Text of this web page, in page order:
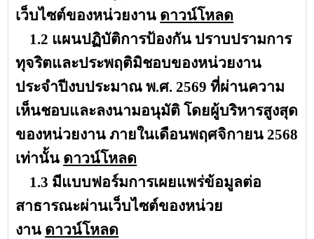
เว็บไซต์ของหน่วยงาน ดาวน์โหลด
1.2 แผนปฏิบัติการป้องกัน ปราบปรามการ
ทุจริตและประพฤติมิชอบของหน่วยงาน
ประจำปีงบประมาณ พ.ศ. 2569 ที่ผ่านความ
เห็นชอบและลงนามอนุมัติ โดยผู้บริหารสูงสุด
ของหน่วยงาน ภายในเดือนพฤศจิกายน 2568
เท่านั้น ดาวน์โหลด
1.3 มีแบบฟอร์มการเผยแพร่ข้อมูลต่อ
สาธารณะผ่านเว็บไซต์ของหน่วย
งาน ดาวน์โหลด